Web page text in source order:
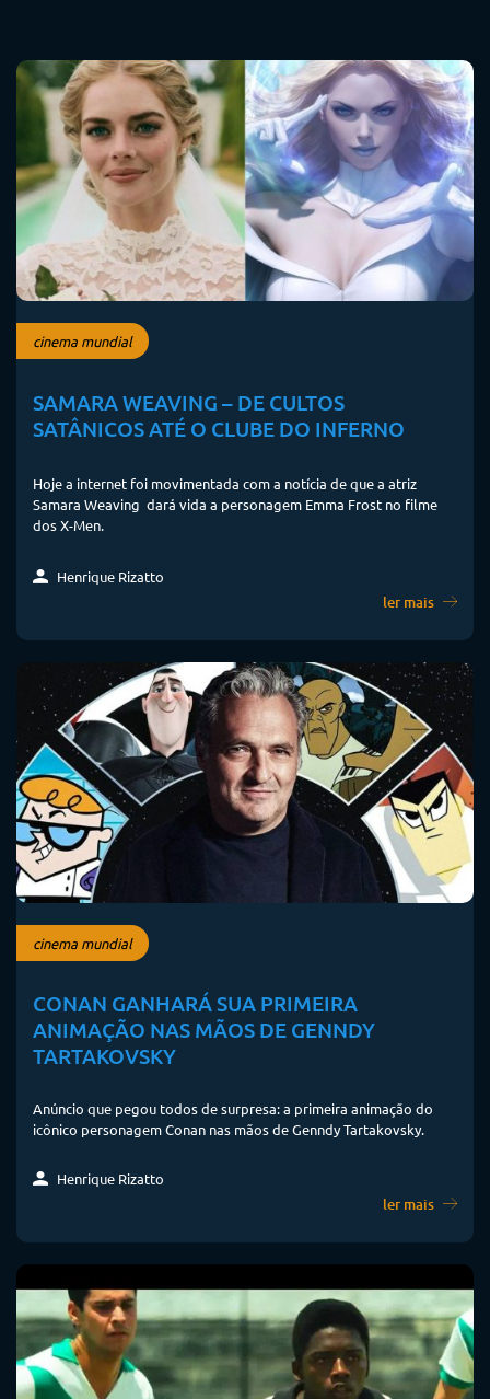
cinema mundial
SAMARA WEAVING – DE CULTOS
SATÂNICOS ATÉ O CLUBE DO INFERNO
Hoje a internet foi movimentada com a notícia de que a atriz
Samara Weaving dará vida a personagem Emma Frost no filme
dos X-Men.
Henrique Rizatto
ler mais
cinema mundial
CONAN GANHARÁ SUA PRIMEIRA
ANIMAÇÃO NAS MÃOS DE GENNDY
TARTAKOVSKY
Anúncio que pegou todos de surpresa: a primeira animação do
icônico personagem Conan nas mãos de Genndy Tartakovsky.
Henrique Rizatto
ler mais